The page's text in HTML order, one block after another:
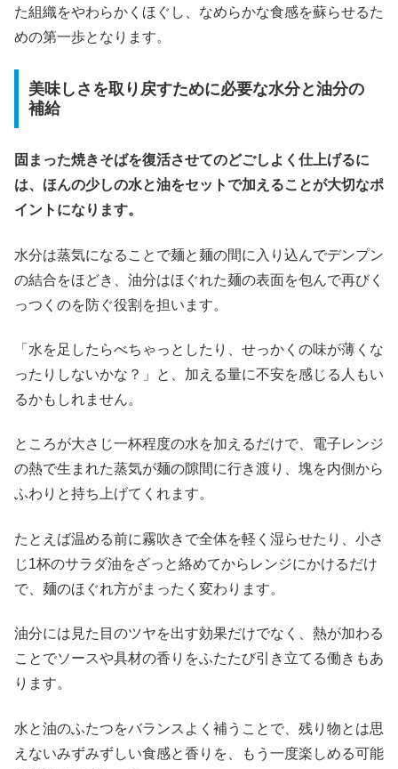
た組織をやわらかくほぐし、なめらかな食感を蘇らせるた
めの第一歩となります。
美味しさを取り戻すために必要な水分と油分の
補給
固まった焼きそばを復活させてのどごしよく仕上げるに
は、ほんの少しの水と油をセットで加えることが大切なポ
イントになります。
水分は蒸気になることで麺と麺の間に入り込んでデンプン
の結合をほどき、油分はほぐれた麺の表面を包んで再びく
っつくのを防ぐ役割を担います。
「水を足したらべちゃっとしたり、せっかくの味が薄くな
ったりしないかな？」と、加える量に不安を感じる人もい
るかもしれません。
ところが大さじ一杯程度の水を加えるだけで、電子レンジ
の熱で生まれた蒸気が麺の隙間に行き渡り、塊を内側から
ふわりと持ち上げてくれます。
たとえば温める前に霧吹きで全体を軽く湿らせたり、小さ
じ1杯のサラダ油をざっと絡めてからレンジにかけるだけ
で、麺のほぐれ方がまったく変わります。
油分には見た目のツヤを出す効果だけでなく、熱が加わる
ことでソースや具材の香りをふたたび引き立てる働きもあ
ります。
水と油のふたつをバランスよく補うことで、残り物とは思
えないみずみずしい食感と香りを、もう一度楽しめる可能